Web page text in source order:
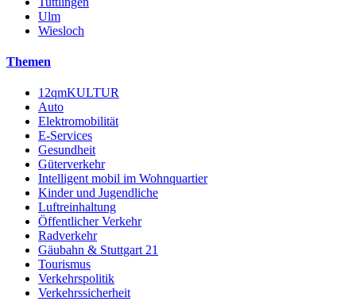
Ulm
Wiesloch
Themen
12qmKULTUR
Auto
Elektromobilität
E-Services
Gesundheit
Güterverkehr
Intelligent mobil im Wohnquartier
Kinder und Jugendliche
Luftreinhaltung
Öffentlicher Verkehr
Radverkehr
Gäubahn & Stuttgart 21
Tourismus
Verkehrspolitik
Verkehrssicherheit